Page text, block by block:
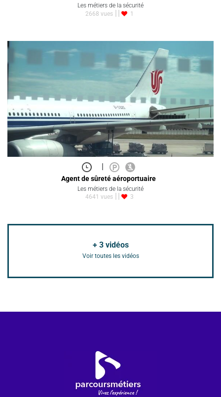
Les métiers de la sécurité
2668 vues
1
Agent de sûreté aéroportuaire
Les métiers de la sécurité
4641 vues
3
+ 3vidéos
Voir toutes les vidéos